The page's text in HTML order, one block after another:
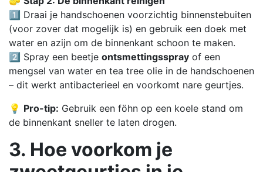
1️⃣ Draai je handschoenen voorzichtig binnenstebuiten
(voor zover dat mogelijk is) en gebruik een doek met
water en azijn om de binnenkant schoon te maken.
2️⃣ Spray een beetje ontsmettingsspray of een
mengsel van water en tea tree olie in de handschoenen
– dit werkt antibacterieel en voorkomt nare geurtjes.
💡 Pro-tip: Gebruik een föhn op een koele stand om
de binnenkant sneller te laten drogen.
3. Hoe voorkom je